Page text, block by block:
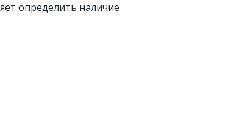
определить наличие